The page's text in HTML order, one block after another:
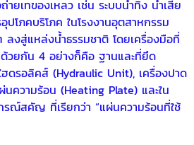
ายเทของเหลว เช่น ระบบน้ำทิ้ง น้ำเสีย
ปโภคบริโภค ในโรงงานอุตสาหกรรม
ลงสู่แหล่งน้ำธรรมชาติ โดยเครื่องมือที่
ด้วยกัน 4 อย่างก็คือ ฐานและที่ยึด
ดรอลิคส์ (Hydraulic Unit), เครื่องปาด
นความร้อน (Heating Plate) และใน
รณ์สคัญ ที่เรียกว่า “แผ่นความร้อนที่ใช้